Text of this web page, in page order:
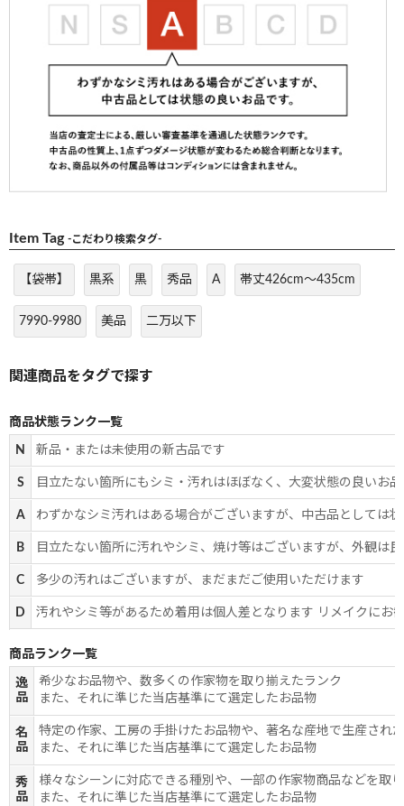
Item Tag -こだわり検索タグ-
【袋帯】 黒系 黒 秀品 A 帯丈426cm～435cm
7990-9980 美品 二万以下
商品状態ランク一覧
N 新品・または未使用の新古品です
S 目立たない箇所にもシミ・汚れはほぼなく、大変状態の良いお
A わずかなシミ汚れはある場合がございますが、中古品としては
B 目立たない箇所に汚れやシミ、焼け等はございますが、外観は
C 多少の汚れはございますが、まだまだご使用いただけます
D 汚れやシミ等があるため着用は個人差となります リメイクにお
商品ランク一覧
逸
品
希少なお品物や、数多くの作家物を取り揃えたランク
また、それに準じた当店基準にて選定したお品物
名
品
特定の作家、工房の手掛けたお品物や、著名な産地で生産され
また、それに準じた当店基準にて選定したお品物
秀
品
様々なシーンに対応できる種別や、一部の作家物商品などを取
また、それに準じた当店基準にて選定したお品物